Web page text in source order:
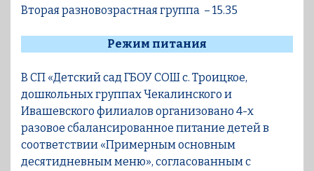
Вторая разновозрастная группа – 15.35
Режим питания
В СП «Детский сад ГБОУ СОШ с. Троицкое,
дошкольных группах Чекалинского и
Ивашевского филиалов организовано 4-х
разовое сбалансированное питание детей в
соответствии «Примерным основным
десятидневным меню», согласованным с